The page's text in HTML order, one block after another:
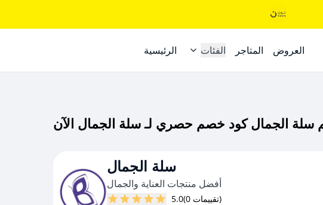
الرئيسية الفئات المتاجر العروض
سلة الجمال
أفضل منتجات العناية والجمال
5.0
(0 تقييمات)